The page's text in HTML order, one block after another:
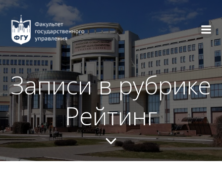
содержимому
Записи в рубрике
Рейтинг